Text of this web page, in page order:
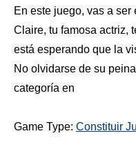
En este juego, vas a
Claire, tu famosa actriz,
está esperando que la
No olvidarse de su
categoría en
Game Type: Constituir